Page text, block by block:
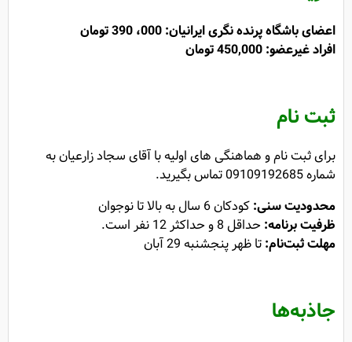
اعضای باشگاه پرنده نگری ایرانیان: 000، 390 تومان
افراد غیرعضو: 450,000 تومان
ثبت نام
برای ثبت نام و هماهنگی های اولیه با آقای سجاد زارعیان به
شماره 09109192685 تماس بگیرید.
محدودیت سنی:کودکان 6 سال به بالا تا نوجوان
ظرفیت برنامه: حداقل 8 و حداکثر 12 نفر است.
مهلت ثبت‌نام:تا ظهر پنجشنبه 29 آبان
جاذبه‌ها